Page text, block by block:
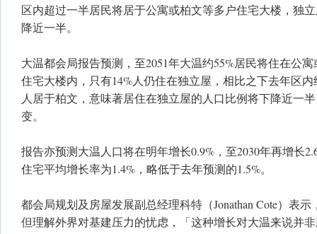
区内超过一半居民将居于公寓或柏文等多户住宅大楼，独
降近一半。
大温都会局报告预测，至2051年大温约55%居民将住在公
住宅大楼内，只有14%人仍住在独立屋，相比之下去年区内
人居于柏文，意味著居住在独立屋的人口比例将下降近一
变。
报告亦预测大温人口将在明年增长0.9%，至2030年再增长
住宅平均增长率为1.4%，略低于去年预测的1.5%。
都会局规划及房屋发展副总经理科特（Jonathan Cote）表
但理解外界对基建压力的忧虑，「这种增长对大温来说并